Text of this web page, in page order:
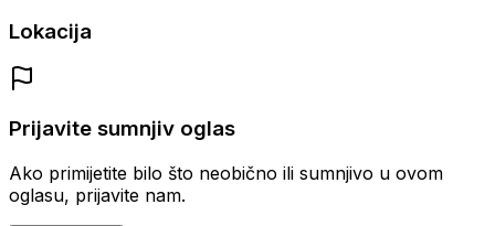
Lokacija
Prijavite sumnjiv oglas
Ako primijetite bilo što neobično ili sumnjivo u ovom
oglasu, prijavite nam.